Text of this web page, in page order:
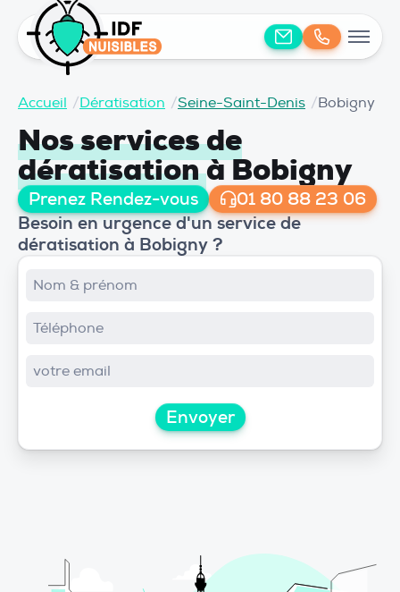
Accueil /Dératisation /Seine-Saint-Denis /Bobigny
Nos services de
dératisationà Bobigny
Prenez Rendez-vous 01 80 88 23 06
Besoin en urgence d'un service de
dératisation à Bobigny ?
Envoyer